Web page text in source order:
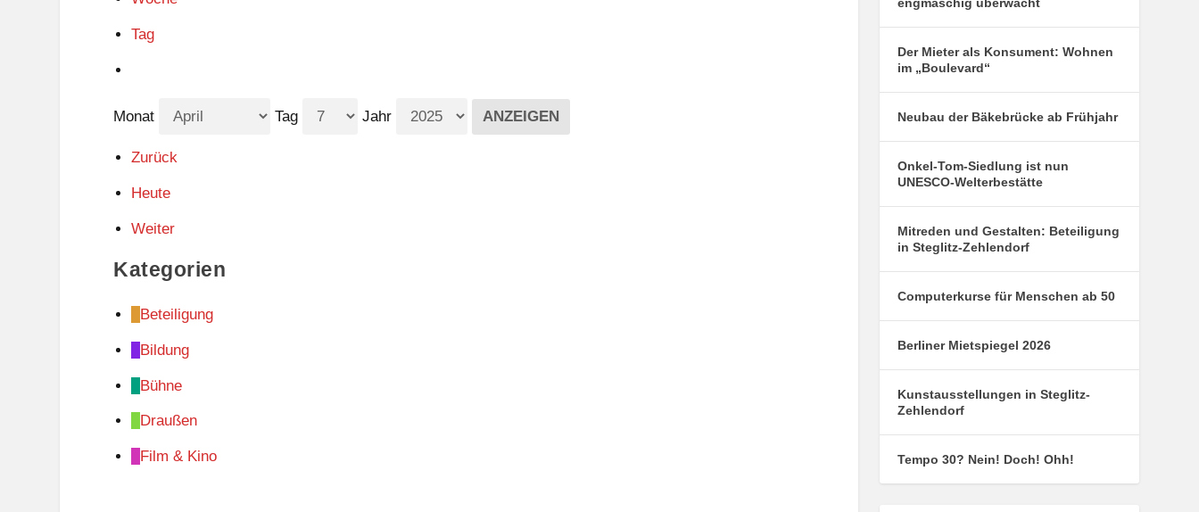
Tag
Monat Tag Jahr
Zurück
Heute
Weiter
Kategorien
Beteiligung
Bildung
Bühne
Draußen
Film & Kino
Der Mieter als Konsument: Wohnen
im „Boulevard“
Neubau der Bäkebrücke ab Frühjahr
Onkel-Tom-Siedlung ist nun
UNESCO-Welterbestätte
Mitreden und Gestalten: Beteiligung
in Steglitz-Zehlendorf
Computerkurse für Menschen ab 50
Berliner Mietspiegel 2026
Kunstausstellungen in Steglitz-
Zehlendorf
Tempo 30? Nein! Doch! Ohh!